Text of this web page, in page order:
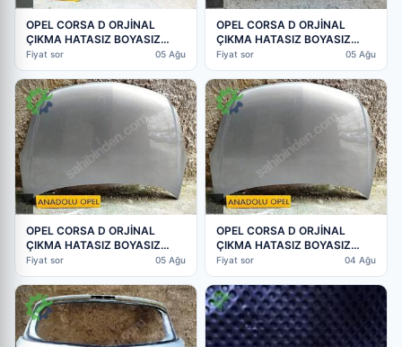
OPEL CORSA D ORJİNAL
ÇIKMA HATASIZ BOYASIZ
KAPUT HER RENK VAR GM
Fiyat sor 05 Ağu
OPEL CORSA D ORJİNAL
ÇIKMA HATASIZ BOYASIZ
KAPUT HER RENK VAR GM
Fiyat sor 05 Ağu
OPEL CORSA D ORJİNAL
ÇIKMA HATASIZ BOYASIZ
KAPUT HER RENK VAR GM
Fiyat sor 05 Ağu
OPEL CORSA D ORJİNAL
ÇIKMA HATASIZ BOYASIZ
KAPUT HER RENK VAR GM
Fiyat sor 04 Ağu